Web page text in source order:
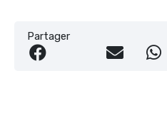
Partager